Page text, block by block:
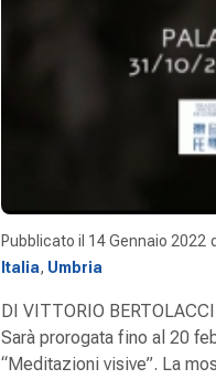
Pubblicato il 14 Gennaio 2022
Italia, Umbria
DI VITTORIO
Sarà prorogata fino al 20
“Meditazioni visive”. La